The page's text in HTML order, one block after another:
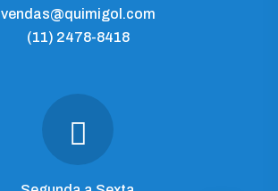
vendas@quimigol.com
(11) 2478-8418